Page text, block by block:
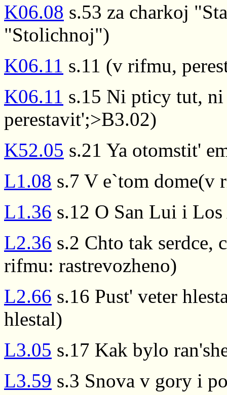
K06.08 s.53 za charkoj
"Stolichnoj")
K06.11 s.11 (v rifmu,
K06.11 s.15 Ni pticy tut,
perestavit';>B3.02)
K52.05 s.21 Ya otomstit'
L1.08 s.7 V e`tom dome(v
L1.36 s.12 O San Lui i
L2.36 s.2 Chto tak serdce,
rifmu: rastrevozheno)
L2.66 s.16 Pust' veter
hlestal)
L3.05 s.17 Kak bylo
L3.59 s.3 Snova v gory i